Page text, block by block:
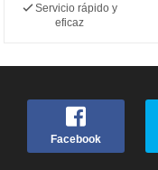
Servicio rápido y
eficaz
Facebook